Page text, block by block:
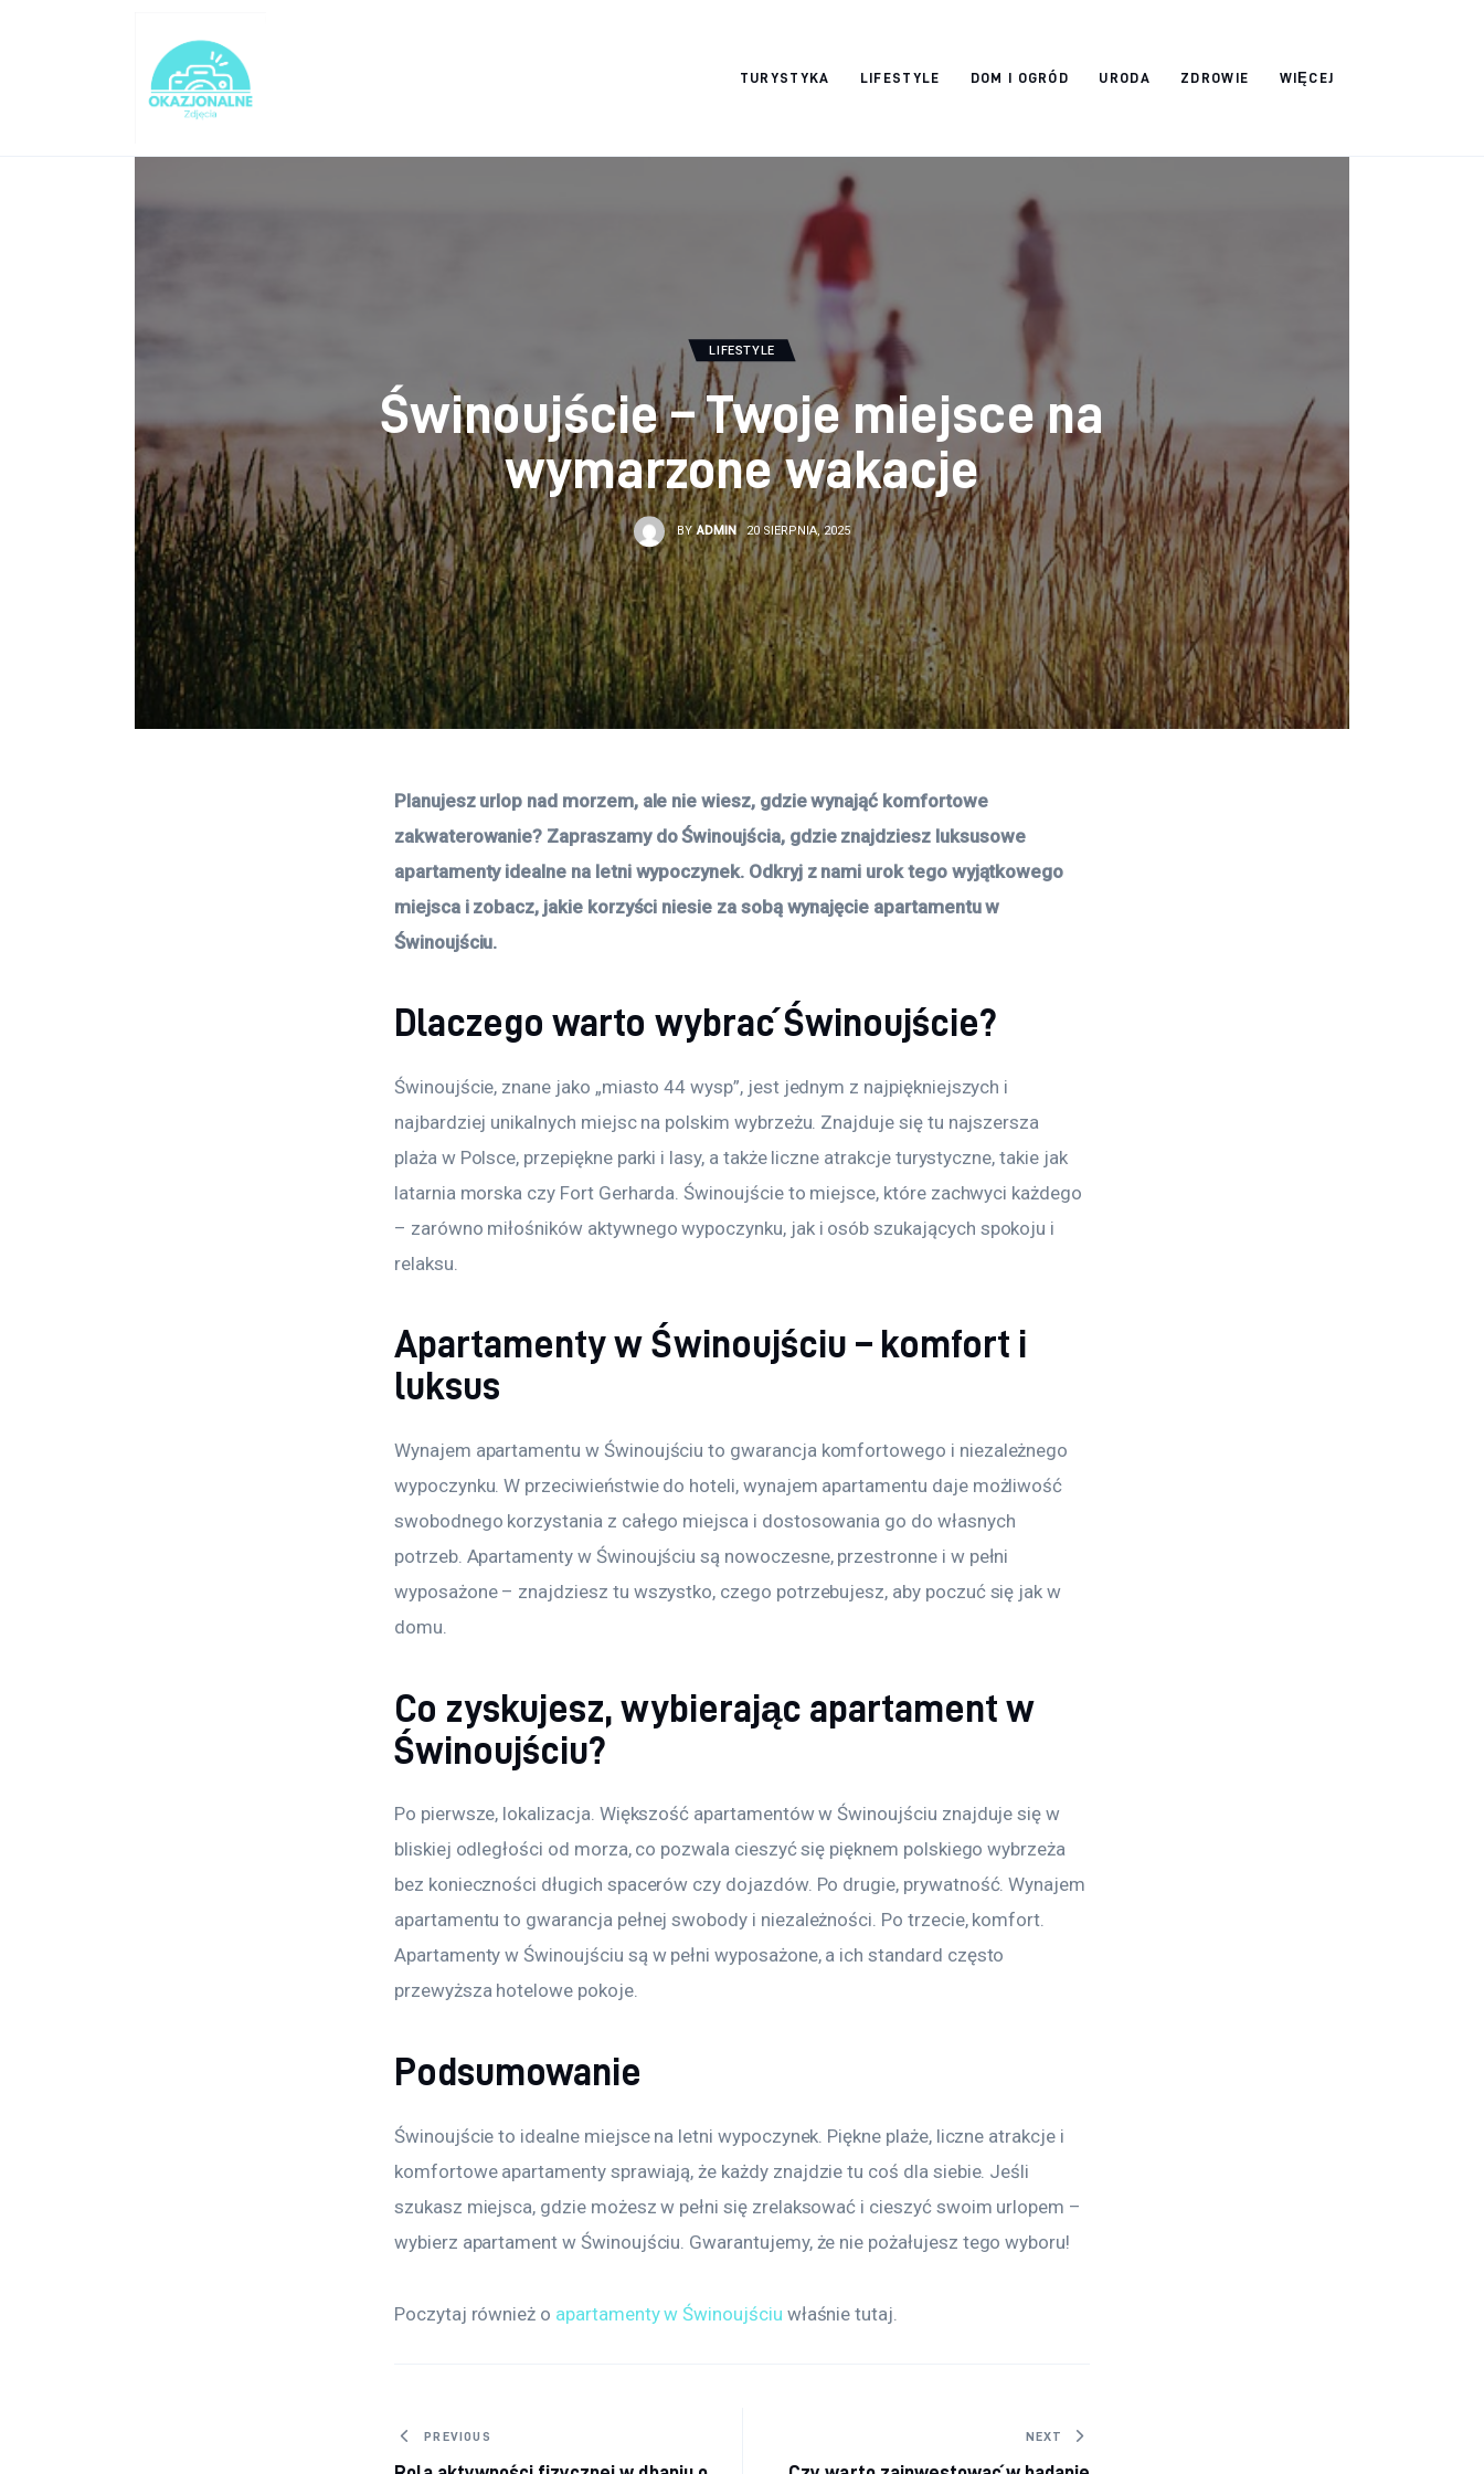
TURYSTYKA LIFESTYLE DOM I OGRÓD URODA ZDROWIE WIĘCEJ
okazjonalne-
LIFESTYLE
Świnoujście – Twoje miejsce na
wymarzone wakacje
BY ADMIN 20 SIERPNIA, 2025
Planujesz urlop nad morzem, ale nie wiesz, gdzie wynająć komfortowe
zakwaterowanie? Zapraszamy do Świnoujścia, gdzie znajdziesz luksusowe
apartamenty idealne na letni wypoczynek. Odkryj z nami urok tego wyjątkowego
miejsca i zobacz, jakie korzyści niesie za sobą wynajęcie apartamentu w
Świnoujściu.
Dlaczego warto wybrać Świnoujście?
Świnoujście, znane jako „miasto 44 wysp”, jest jednym z najpiękniejszych i
najbardziej unikalnych miejsc na polskim wybrzeżu. Znajduje się tu najszersza
plaża w Polsce, przepiękne parki i lasy, a także liczne atrakcje turystyczne, takie jak
latarnia morska czy Fort Gerharda. Świnoujście to miejsce, które zachwyci każdego
– zarówno miłośników aktywnego wypoczynku, jak i osób szukających spokoju i
relaksu.
Apartamenty w Świnoujściu – komfort i
luksus
Wynajem apartamentu w Świnoujściu to gwarancja komfortowego i niezależnego
wypoczynku. W przeciwieństwie do hoteli, wynajem apartamentu daje możliwość
swobodnego korzystania z całego miejsca i dostosowania go do własnych
potrzeb. Apartamenty w Świnoujściu są nowoczesne, przestronne i w pełni
wyposażone – znajdziesz tu wszystko, czego potrzebujesz, aby poczuć się jak w
domu.
Co zyskujesz, wybierając apartament w
Świnoujściu?
Po pierwsze, lokalizacja. Większość apartamentów w Świnoujściu znajduje się w
bliskiej odległości od morza, co pozwala cieszyć się pięknem polskiego wybrzeża
bez konieczności długich spacerów czy dojazdów. Po drugie, prywatność. Wynajem
apartamentu to gwarancja pełnej swobody i niezależności. Po trzecie, komfort.
Apartamenty w Świnoujściu są w pełni wyposażone, a ich standard często
przewyższa hotelowe pokoje.
Podsumowanie
Świnoujście to idealne miejsce na letni wypoczynek. Piękne plaże, liczne atrakcje i
komfortowe apartamenty sprawiają, że każdy znajdzie tu coś dla siebie. Jeśli
szukasz miejsca, gdzie możesz w pełni się zrelaksować i cieszyć swoim urlopem –
wybierz apartament w Świnoujściu. Gwarantujemy, że nie pożałujesz tego wyboru!
Poczytaj również o apartamenty w Świnoujściu właśnie tutaj.
Nawigacja
PREVIOUS NEXT